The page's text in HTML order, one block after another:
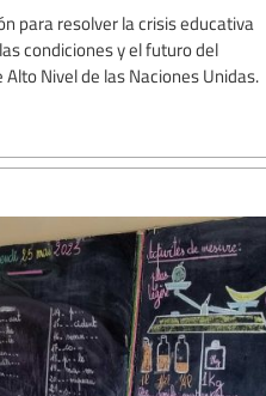
para resolver la crisis educativa
condiciones y el futuro del
Nivel de las Naciones Unidas.